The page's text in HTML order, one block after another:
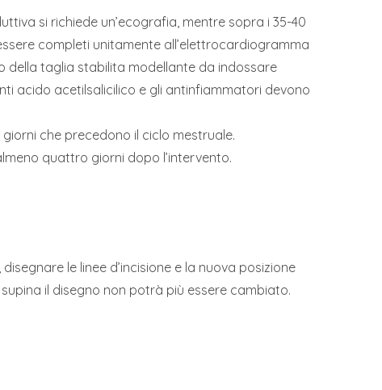
si richiede un’ecografia, mentre sopra i 35-40
completi unitamente all’elettrocardiogramma
della taglia stabilita modellante da indossare
acido acetilsalicilico e gli antinfiammatori devono
che precedono il ciclo mestruale.
quattro giorni dopo l’intervento.
le linee d’incisione e la nuova posizione
il disegno non potrà più essere cambiato.